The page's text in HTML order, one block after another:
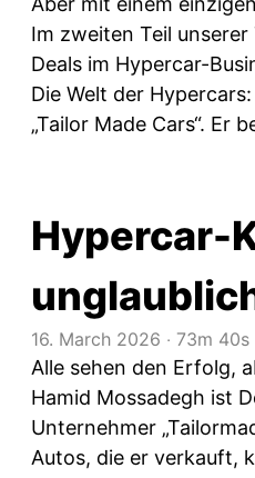
Im zweiten Teil
Deals im Hypercar-
Die Welt der
„Tailor Made Cars“. Er
Hypercar-
16. March 2026 ‧ 73m 40s
Alle sehen den Erfolg,
Hamid Mossadegh ist
Unternehmer
Autos, die er verkauft,